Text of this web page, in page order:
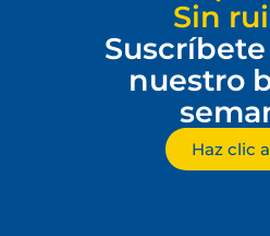
Sin
nuestro
Haz clic